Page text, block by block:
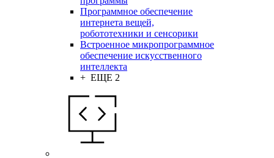
Программное обеспечение
интернета вещей,
робототехники и сенсорики
Встроенное микропрограммное
обеспечение искусственного
интеллекта
+ ЕЩЕ 2